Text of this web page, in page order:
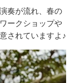
奏が流れ、春の
ークショップや
されていますよ♪